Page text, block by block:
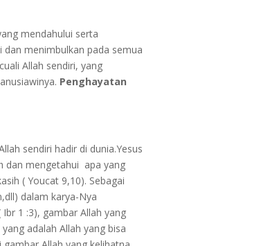
mendahului serta
menimbulkan pada semua
Allah sendiri, yang
Penghayatan
sendiri hadir di dunia.Yesus
dan mengetahui apa yang
( Youcat 9,10). Sebagai
dalam karya-Nya
1 :3), gambar Allah yang
adalah Allah yang bisa